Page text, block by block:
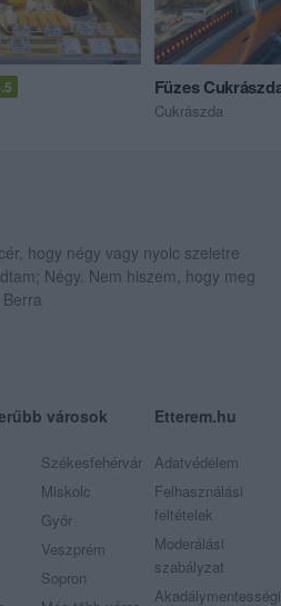
Füzes
Cukrászda
hogy négy vagy nyolc szeletre
Négy. Nem hiszem, hogy meg
városok
Székesfehérvár
Miskolc
Győr
Veszprém
Sopron
Etterem.hu
Adatvédelem
Felhasználási
feltételek
Moderálási
szabályzat
Akadálymentességi